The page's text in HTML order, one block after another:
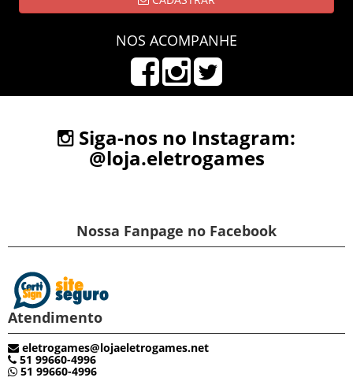
NOS ACOMPANHE
Siga-nos no Instagram:
@loja.eletrogames
Nossa Fanpage no Facebook
Atendimento
eletrogames@lojaeletrogames.net
51 99660-4996
51 99660-4996